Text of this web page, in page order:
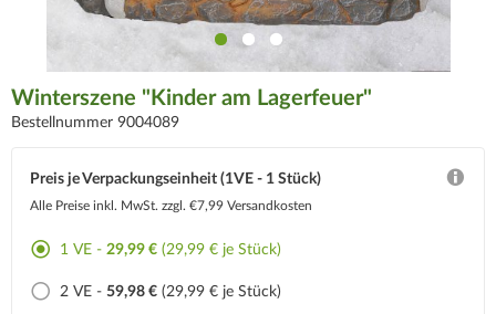
Winterszene "Kinder am Lagerfeuer"
Bestellnummer 9004089
Preis je Verpackungseinheit (1VE - 1 Stück)
Alle Preise inkl. MwSt. zzgl. €7,99 Versandkosten
1 VE - 29,99 € (29,99 € je Stück)
2 VE - 59,98 € (29,99 € je Stück)